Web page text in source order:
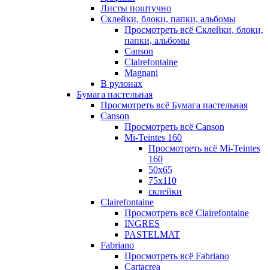
Листы поштучно
Склейки, блоки, папки, альбомы
Просмотреть всё Склейки, блоки,
папки, альбомы
Canson
Clairefontaine
Magnani
В рулонах
Бумага пастельная
Просмотреть всё Бумага пастельная
Canson
Просмотреть всё Canson
Mi-Teintes 160
Просмотреть всё Mi-Teintes
160
50х65
75х110
склейки
Clairefontaine
Просмотреть всё Clairefontaine
INGRES
PASTELMAT
Fabriano
Просмотреть всё Fabriano
Cartacrea